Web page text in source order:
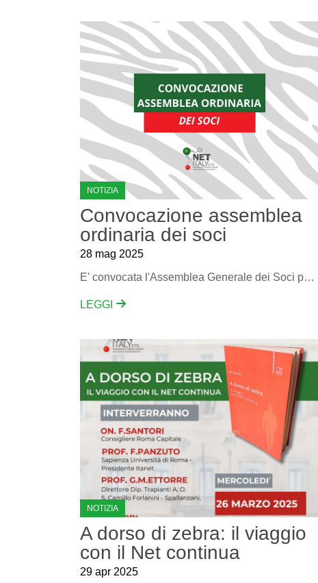
NOTIZIA
Convocazione assemblea
ordinaria dei soci
28 mag 2025
E' convocata l'Assemblea Generale dei Soci per il giorno sabato 07 Giugno 2025 alle ore 15.00
LEGGI
NOTIZIA
A dorso di zebra: il viaggio
con il Net continua
29 apr 2025